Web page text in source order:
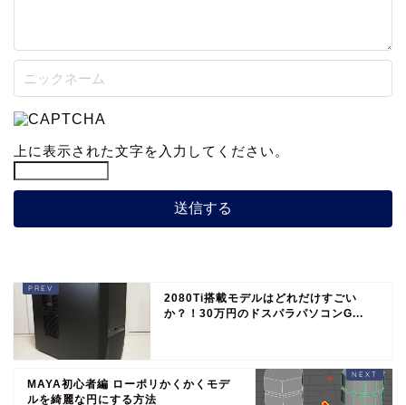
上に表示された文字を入力してください。
2080Ti搭載モデルはどれだけすごい
か？！30万円のドスパラパソコンG...
MAYA初心者編 ローポリかくかくモデ
ルを綺麗な円にする方法